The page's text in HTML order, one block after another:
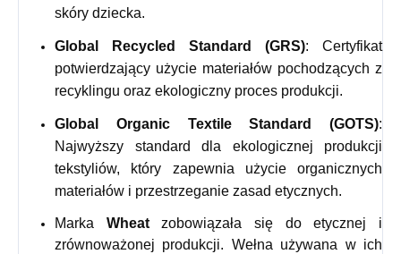
skóry dziecka.
Global Recycled Standard (GRS): Certyfikat
potwierdzający użycie materiałów pochodzących z
recyklingu oraz ekologiczny proces produkcji.
Global Organic Textile Standard (GOTS):
Najwyższy standard dla ekologicznej produkcji
tekstyliów, który zapewnia użycie organicznych
materiałów i przestrzeganie zasad etycznych.
Marka Wheatzobowiązała się do etycznej i
zrównoważonej produkcji. Wełna używana w ich